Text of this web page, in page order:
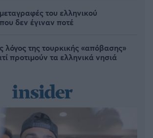
του ελληνικού
δεν έγιναν ποτέ
λόγος της τουρκικής «απόβασης»
προτιμούν τα ελληνικά νησιά